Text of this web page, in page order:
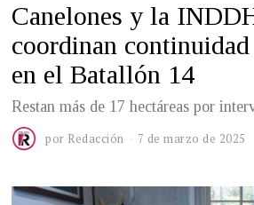
Canelones y la
coordinan
en el Batallón 14
Restan más de 17 hectáreas por
por Redacción 7 de marzo de 2025